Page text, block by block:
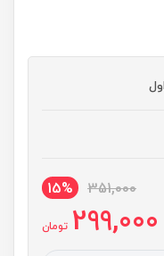
351,000
15%
299,000 تومان